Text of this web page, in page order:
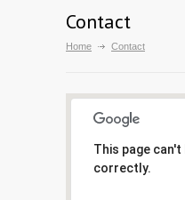
Contact
Home Contact
This page
correctly.